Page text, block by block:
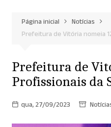
Página inicial
Notícias
Prefeitura de Vitória nomeia
Prefeitura de
Profissionais da
qua, 27/09/2023